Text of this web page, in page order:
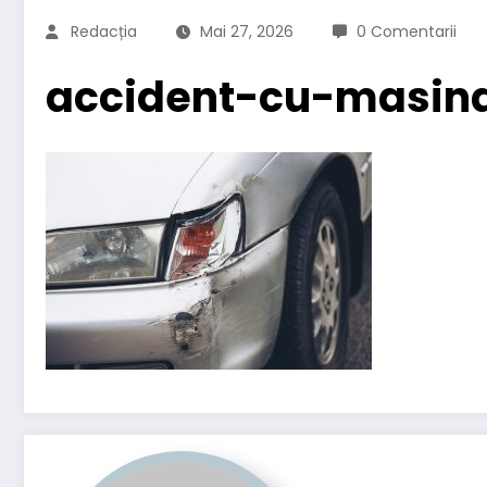
Redacția Mai 27, 2026 0 Comentarii
accident-cu-